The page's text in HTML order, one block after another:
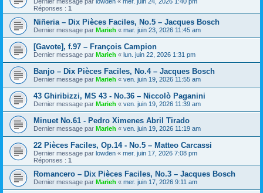
Réponses : 1
Niñeria – Dix Pièces Faciles, No.5 – Jacques Bosch
Dernier message par Marieh « mar. juin 23, 2026 11:45 am
[Gavote], f.97 – François Campion
Dernier message par Marieh « lun. juin 22, 2026 1:31 pm
Banjo – Dix Pièces Faciles, No.4 – Jacques Bosch
Dernier message par Marieh « ven. juin 19, 2026 11:55 am
43 Ghiribizzi, MS 43 - No.36 – Niccolò Paganini
Dernier message par Marieh « ven. juin 19, 2026 11:39 am
Minuet No.61 - Pedro Ximenes Abril Tirado
Dernier message par Marieh « ven. juin 19, 2026 11:19 am
22 Pièces Faciles, Op.14 - No.5 – Matteo Carcassi
Dernier message par lowden « mer. juin 17, 2026 7:08 pm
Réponses : 1
Romancero – Dix Pièces Faciles, No.3 – Jacques Bosch
Dernier message par Marieh « mer. juin 17, 2026 9:11 am